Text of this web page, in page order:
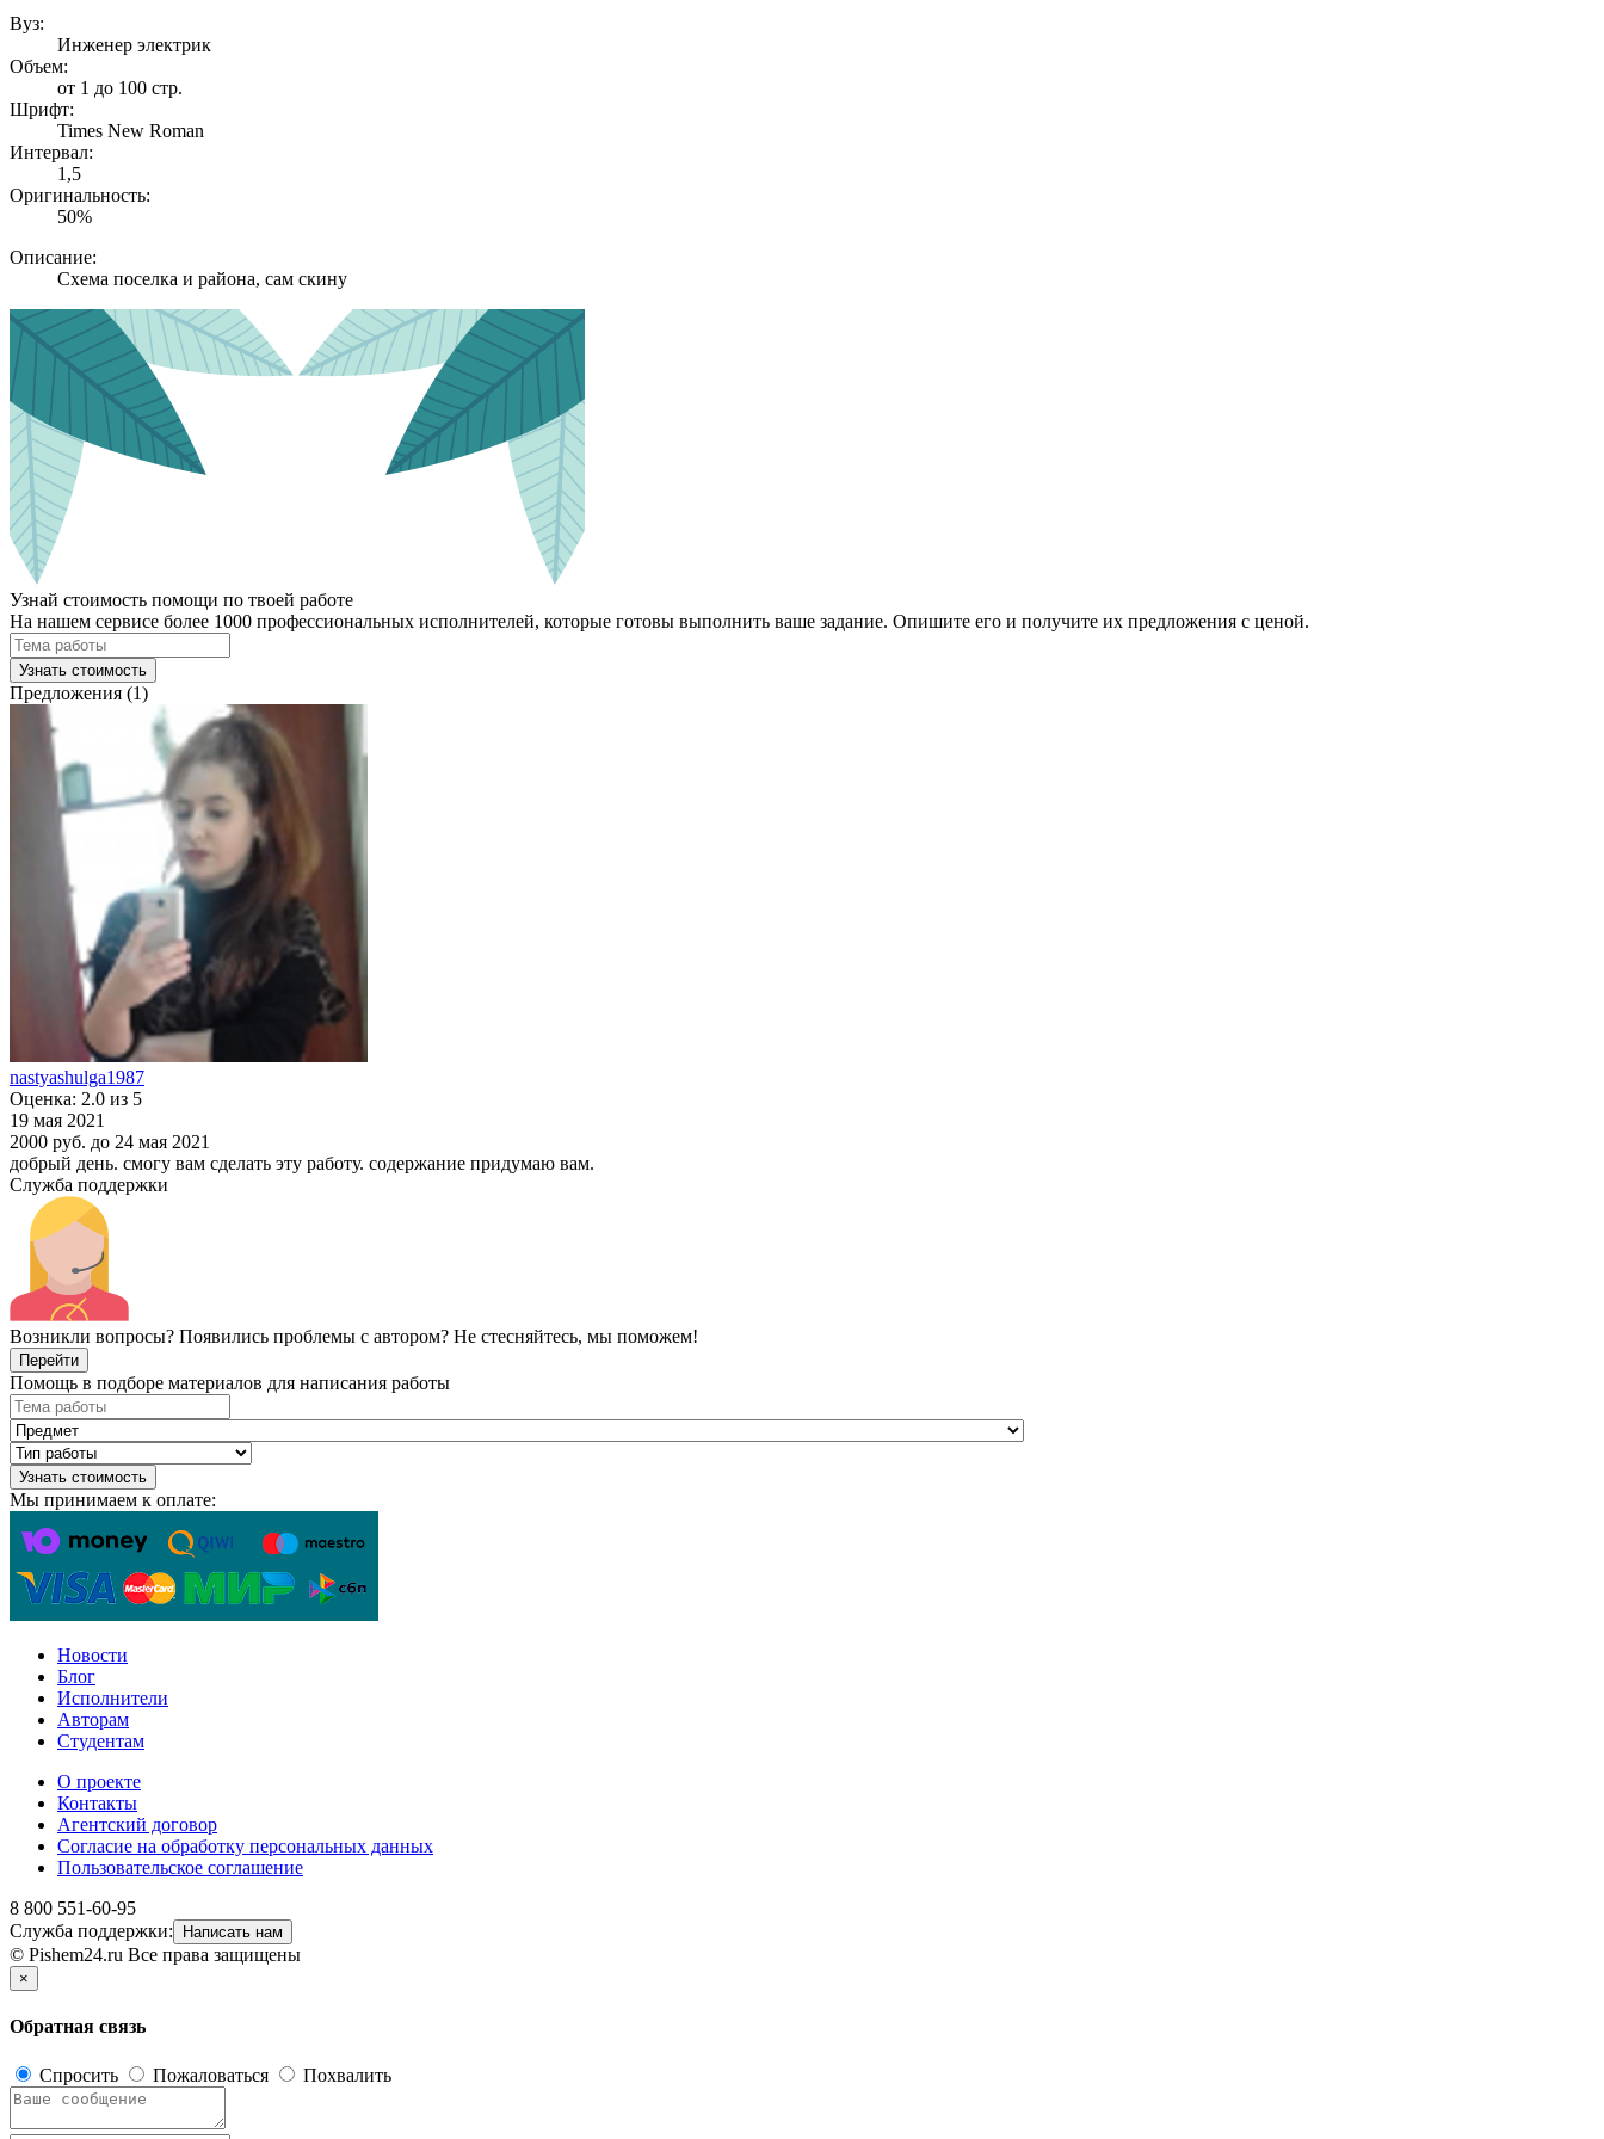
Вуз:
Инженер электрик
Объем:
от 1 до 100 стр.
Шрифт:
Times New Roman
Интервал:
1,5
Оригинальность:
50%
Описание:
Схема поселка и района, сам скину
Узнай стоимость помощи по твоей работе
На нашем сервисе более 1000 профессиональных исполнителей, которые готовы выполнить ваше задание. Опишите его и получите их предложения с ценой.
Узнать стоимость
Предложения (1)
nastyashulga1987
Оценка: 2.0 из 5
19 мая 2021
2000 руб. до 24 мая 2021
добрый день. смогу вам сделать эту работу. содержание придумаю вам.
Служба поддержки
Возникли вопросы? Появились проблемы с автором? Не стесняйтесь, мы поможем!
Перейти
Помощь в подборе материалов для написания работы
Узнать стоимость
Мы принимаем к оплате:
Новости
Блог
Исполнители
Авторам
Студентам
О проекте
Контакты
Агентский договор
Согласие на обработку персональных данных
Пользовательское соглашение
8 800 551-60-95
Служба поддержки:
Написать нам
© Pishem24.ru Все права защищены
×
Обратная связь
Спросить Пожаловаться Похвалить